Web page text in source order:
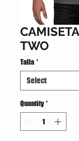
TWO
Talla *
Quantity *